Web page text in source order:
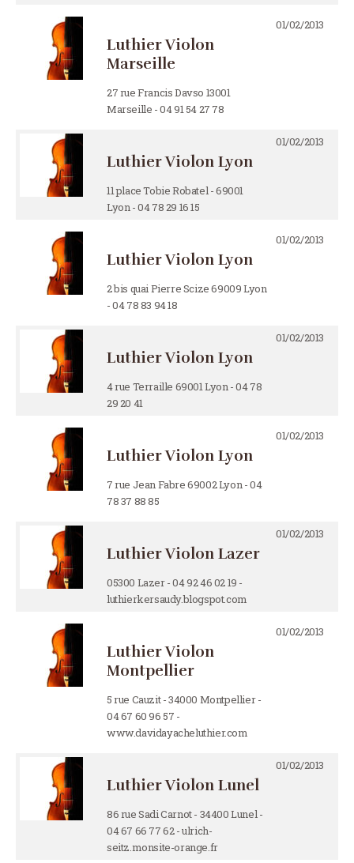
Luthier Violon
Marseille
27 rue Francis Davso 13001
Marseille - 04 91 54 27 78
01/02/2013
Luthier Violon Lyon
11 place Tobie Robatel - 69001
Lyon - 04 78 29 16 15
01/02/2013
Luthier Violon Lyon
2 bis quai Pierre Scize 69009 Lyon
- 04 78 83 94 18
01/02/2013
Luthier Violon Lyon
4 rue Terraille 69001 Lyon - 04 78
29 20 41
01/02/2013
Luthier Violon Lyon
7 rue Jean Fabre 69002 Lyon - 04
78 37 88 85
01/02/2013
Luthier Violon Lazer
05300 Lazer - 04 92 46 02 19 -
luthierkersaudy.blogspot.com
01/02/2013
Luthier Violon
Montpellier
5 rue Cauzit - 34000 Montpellier -
04 67 60 96 57 -
www.davidayacheluthier.com
01/02/2013
Luthier Violon Lunel
86 rue Sadi Carnot - 34400 Lunel -
04 67 66 77 62 - ulrich-
seitz.monsite-orange.fr
01/02/2013